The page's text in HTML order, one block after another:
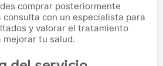
comprar posteriormente
consulta con un especialista para
y valorar el tratamiento
mejorar tu salud.